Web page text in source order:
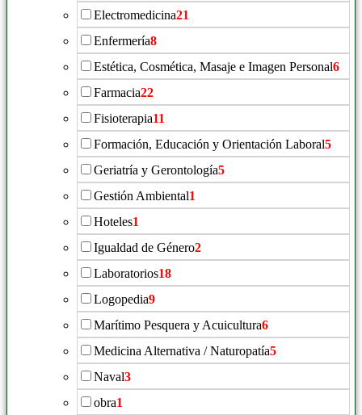
Electromedicina21
Enfermería8
Estética, Cosmética, Masaje e Imagen Personal6
Farmacia22
Fisioterapia11
Formación, Educación y Orientación Laboral5
Geriatría y Gerontología5
Gestión Ambiental1
Hoteles1
Igualdad de Género2
Laboratorios18
Logopedia9
Marítimo Pesquera y Acuicultura6
Medicina Alternativa / Naturopatía5
Naval3
obra1